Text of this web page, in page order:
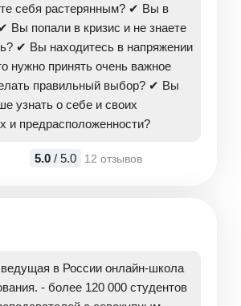
себя растерянным? ✔ Вы в
Вы попали в кризис и не знаете
✔ Вы находитесь в напряжении
нужно принять очень важное
правильный выбор? ✔ Вы
узнать о себе и своих
и предрасположенности?
5.0 / 5.0 12 отзывов
в России онлайн-школа
- более 120 000 студентов